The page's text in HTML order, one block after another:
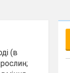
(в